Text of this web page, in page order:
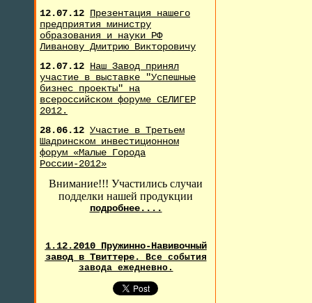
12.07.12 Презентация нашего
предприятия министру
образования и науки РФ
Ливанову Дмитрию Викторовичу
12.07.12 Наш Завод принял
участие в выставке "Успешные
бизнес проекты" на
всероссийском форуме СЕЛИГЕР
2012.
28.06.12 Участие в Третьем
Шадринском инвестиционном
форум «Малые Города
России-2012»
Внимание!!! Участились случаи
подделки нашей продукции
подробнее....
1.12.2010 Пружинно-Навивочный
завод в Твиттере. Все события
завода ежедневно.